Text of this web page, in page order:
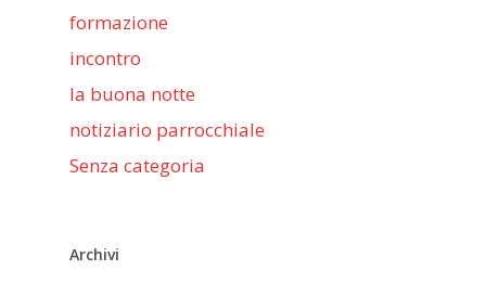
formazione
incontro
la buona notte
notiziario parrocchiale
Senza categoria
Archivi